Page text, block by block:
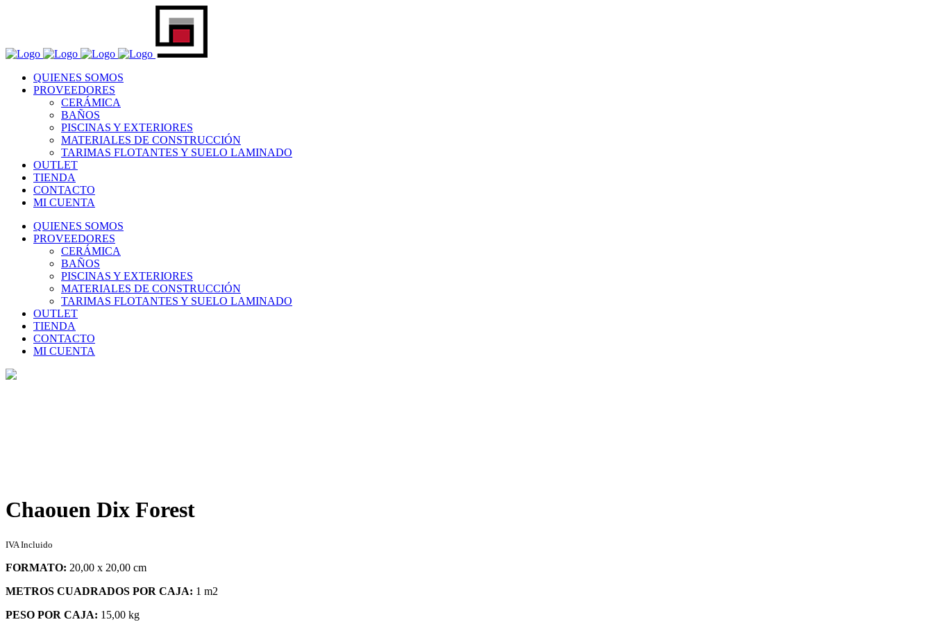
QUIENES SOMOS
PROVEEDORES
CERÁMICA
BAÑOS
PISCINAS Y EXTERIORES
MATERIALES DE CONSTRUCCIÓN
TARIMAS FLOTANTES Y SUELO LAMINADO
OUTLET
TIENDA
CONTACTO
MI CUENTA
QUIENES SOMOS
PROVEEDORES
CERÁMICA
BAÑOS
PISCINAS Y EXTERIORES
MATERIALES DE CONSTRUCCIÓN
TARIMAS FLOTANTES Y SUELO LAMINADO
OUTLET
TIENDA
CONTACTO
MI CUENTA
Chaouen Dix Forest
IVA Incluido
FORMATO: 20,00 x 20,00 cm
METROS CUADRADOS POR CAJA: 1 m2
PESO POR CAJA: 15,00 kg